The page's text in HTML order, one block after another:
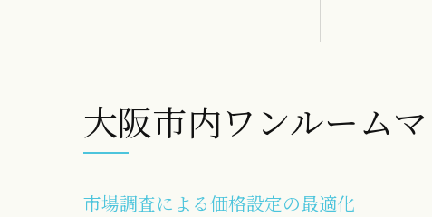
オ
タ
買
神戸市
大阪市内ワンルーム
市場調査による価格設定の最適化